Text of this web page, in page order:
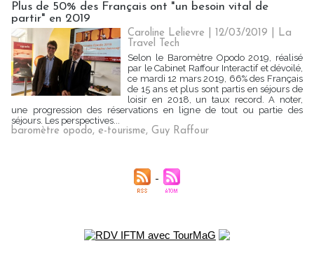
Plus de 50% des Français ont "un besoin vital de
partir" en 2019
Caroline Lelievre | 12/03/2019
La
Travel Tech
Selon le Baromètre Opodo 2019, réalisé
par le Cabinet Raffour Interactif et dévoilé,
ce mardi 12 mars 2019, 66% des Français
de 15 ans et plus sont partis en séjours de
loisir en 2018, un taux record. A noter,
une progression des réservations en ligne de tout ou partie des
séjours. Les perspectives...
baromètre opodo, e-tourisme, Guy Raffour